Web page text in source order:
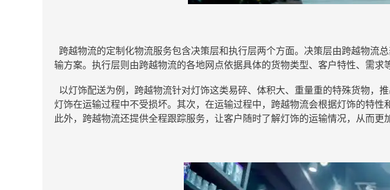
跨越物流的定制化物流服务包含决策层和执行层两个方面。决策层由跨越物流
输方案。执行层则由跨越物流的各地网点依据具体的货物类型、客户特性、需求
以灯饰配送为例，跨越物流针对灯饰这类易碎、体积大、重量重的特殊货物，
灯饰在运输过程中不受损坏。其次，在运输过程中，跨越物流会根据灯饰的特
此外，跨越物流还提供全程跟踪服务，让客户随时了解灯饰的运输情况，从而更